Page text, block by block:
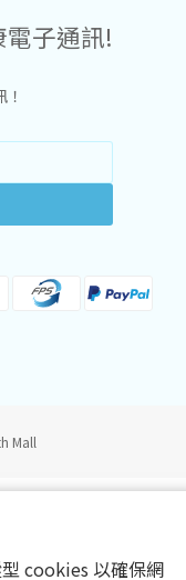
cookies 以確保網
子通訊!
Mall